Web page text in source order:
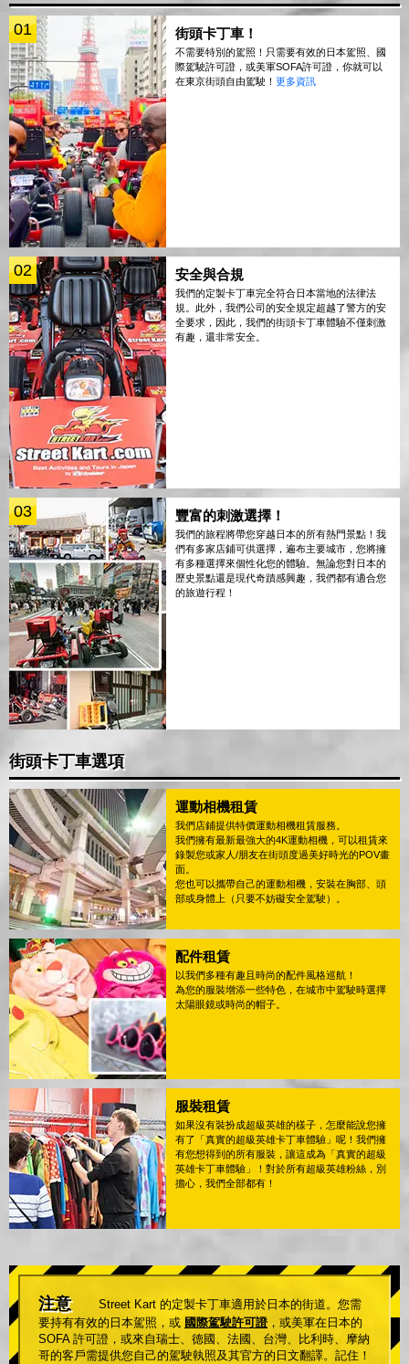
01 街頭卡丁車！
不需要特別的駕照！只需要有效的日本駕照、國
際駕駛許可證，或美軍SOFA許可證，你就可以
在東京街頭自由駕駛！ 更多資訊
02 安全與合規
我們的定製卡丁車完全符合日本當地的法律法
規。此外，我們公司的安全規定超越了警方的安
全要求，因此，我們的街頭卡丁車體驗不僅刺激
有趣，還非常安全。
03 豐富的刺激選擇！
我們的旅程將帶您穿越日本的所有熱門景點！我
們有多家店鋪可供選擇，遍布主要城市，您將擁
有多種選擇來個性化您的體驗。無論您對日本的
歷史景點還是現代奇蹟感興趣，我們都有適合您
的旅遊行程！
街頭卡丁車選項
運動相機租賃
我們店鋪提供特價運動相機租賃服務。
我們擁有最新最強大的4K運動相機，可以租賃來
錄製您或家人/朋友在街頭度過美好時光的POV畫
面。
您也可以攜帶自己的運動相機，安裝在胸部、頭
部或身體上（只要不妨礙安全駕駛）。
配件租賃
以我們多種有趣且時尚的配件風格巡航！
為您的服裝增添一些特色，在城市中駕駛時選擇
太陽眼鏡或時尚的帽子。
服裝租賃
如果沒有裝扮成超級英雄的樣子，怎麼能說您擁
有了「真實的超級英雄卡丁車體驗」呢！我們擁
有您想得到的所有服裝，讓這成為「真實的超級
英雄卡丁車體驗」！對於所有超級英雄粉絲，別
擔心，我們全部都有！
注意
Street Kart 的定製卡丁車適用於日本的街道。您需
要持有有效的日本駕照，或 國際駕駛許可證 ，或美軍在日本的
SOFA 許可證，或來自瑞士、德國、法國、台灣、比利時、摩納
哥的客戶需提供您自己的駕駛執照及其官方的日文翻譯。記住！